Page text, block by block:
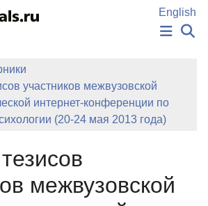
содержанию
English
НОВОСТИ
АВТОРЫ
ПОДАТЬ РУКОПИСЬ
БАЗА ЗНАНИЙ
участников межвузовской
интернет-конференции по
(20-24 мая 2013 года)
межвузовской